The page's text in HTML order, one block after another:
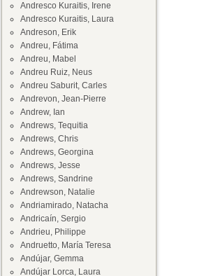
Andresco Kuraitis, Irene
Andresco Kuraitis, Laura
Andreson, Erik
Andreu, Fátima
Andreu, Mabel
Andreu Ruiz, Neus
Andreu Saburit, Carles
Andrevon, Jean-Pierre
Andrew, Ian
Andrews, Tequitia
Andrews, Chris
Andrews, Georgina
Andrews, Jesse
Andrews, Sandrine
Andrewson, Natalie
Andriamirado, Natacha
Andricaín, Sergio
Andrieu, Philippe
Andruetto, María Teresa
Andújar, Gemma
Andújar Lorca, Laura